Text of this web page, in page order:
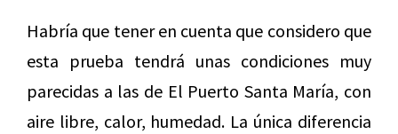
Habría que tener en cuenta que considero que
esta prueba tendrá unas condiciones muy
parecidas a las de El Puerto Santa María, con
aire libre, calor, humedad. La única diferencia